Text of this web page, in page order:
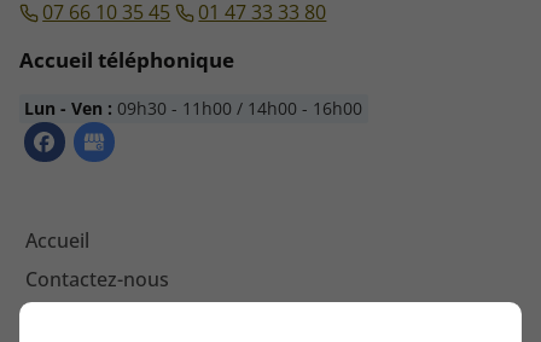
07 66 10 35 45
01 47 33 33 80
Accueil téléphonique
Lun - Ven : 09h30 - 11h00 / 14h00 - 16h00
Accueil
Contactez-nous